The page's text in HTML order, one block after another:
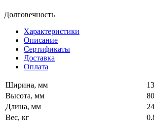
Долговечность
Характеристики
Описание
Сертификаты
Доставка
Оплата
Ширина, мм
13
Высота, мм
80
Длина, мм
Вес, кг